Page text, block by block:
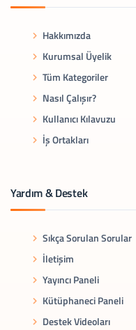
Hakkımızda
Kurumsal Üyelik
Tüm Kategoriler
Nasıl Çalışır?
Kullanıcı Kılavuzu
İş Ortakları
Yardım & Destek
Sıkça Sorulan Sorular
İletişim
Yayıncı Paneli
Kütüphaneci Paneli
Destek Videoları